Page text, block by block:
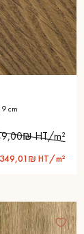
cm
HT/m²
349,01₪ HT/m²